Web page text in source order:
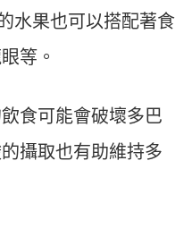
水果也可以搭配著食
等。
食可能會破壞多巴
攝取也有助維持多